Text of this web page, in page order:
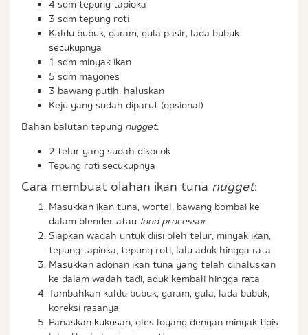
4 sdm tepung tapioka
3 sdm tepung roti
Kaldu bubuk, garam, gula pasir, lada bubuk
secukupnya
1 sdm minyak ikan
5 sdm mayones
3 bawang putih, haluskan
Keju yang sudah diparut (opsional)
Bahan balutan tepung nugget:
2 telur yang sudah dikocok
Tepung roti secukupnya
Cara membuat olahan ikan tuna nugget:
Masukkan ikan tuna, wortel, bawang bombai ke
dalam blender atau food processor
Siapkan wadah untuk diisi oleh telur, minyak ikan,
tepung tapioka, tepung roti, lalu aduk hingga rata
Masukkan adonan ikan tuna yang telah dihaluskan
ke dalam wadah tadi, aduk kembali hingga rata
Tambahkan kaldu bubuk, garam, gula, lada bubuk,
koreksi rasanya
Panaskan kukusan, oles loyang dengan minyak tipis